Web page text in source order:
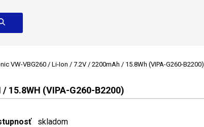
VW-VBG260 / Li-Ion / 7.2V / 2200mAh / 15.8Wh (VIPA-G260-B2200)
/ 15.8WH (VIPA-G260-B2200)
skladom